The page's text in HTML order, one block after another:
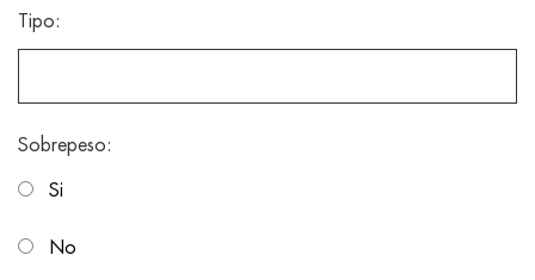
Tipo:
Sobrepeso:
Si
No